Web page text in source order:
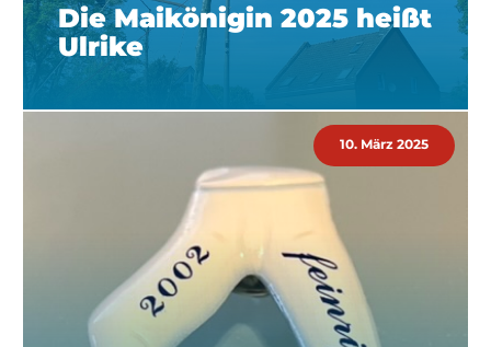
Die Maikönigin 2025 heißt
Ulrike
10. März 2025